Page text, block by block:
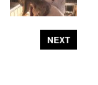
NEXT